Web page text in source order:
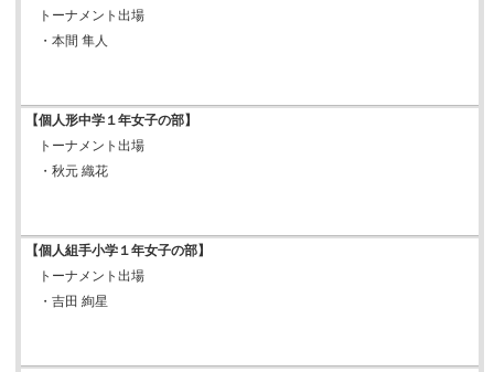
トーナメント出場
・本間 隼人
【個人形中学１年女子の部】
トーナメント出場
・秋元 織花
【個人組手小学１年女子の部】
トーナメント出場
・吉田 絢星